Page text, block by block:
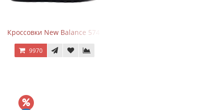
Кроссовки New Balance 574 All Black
9970